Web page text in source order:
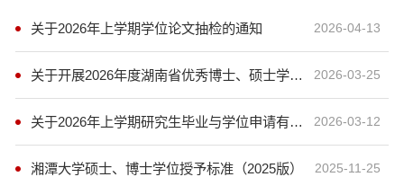
关于2026年上学期学位论文抽检的通知 2026-04-13
关于开展2026年度湖南省优秀博士、硕士学位论文推荐工作及湘潭大学优秀博士、硕士学位论文评选工作的通知 2026-03-25
关于2026年上学期研究生毕业与学位申请有关事宜的通知 2026-03-12
湘潭大学硕士、博士学位授予标准（2025版） 2025-11-25